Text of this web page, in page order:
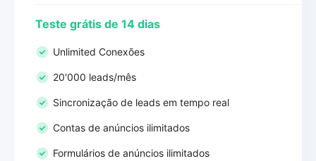
Teste grátis de 14 dias
Unlimited Conexões
20'000 leads/mês
Sincronização de leads em tempo real
Contas de anúncios ilimitados
Formulários de anúncios ilimitados